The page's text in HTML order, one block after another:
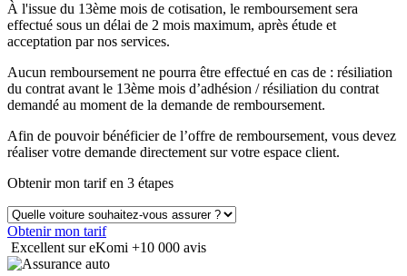
À l'issue du 13ème mois de cotisation, le remboursement sera
effectué sous un délai de 2 mois maximum, après étude et
acceptation par nos services.
Aucun remboursement ne pourra être effectué en cas de : résiliation
du contrat avant le 13ème mois d’adhésion / résiliation du contrat
demandé au moment de la demande de remboursement.
Afin de pouvoir bénéficier de l’offre de remboursement, vous devez
réaliser votre demande directement sur votre espace client.
Obtenir mon tarif en 3 étapes
Obtenir mon tarif
Excellent sur eKomi +10 000 avis